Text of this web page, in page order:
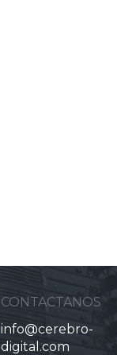
CONTACTANOS
info@cerebro-
digital.com